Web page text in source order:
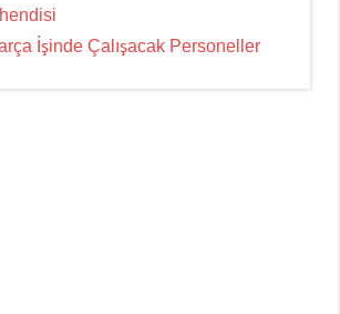
İşinde Çalışacak Personeller